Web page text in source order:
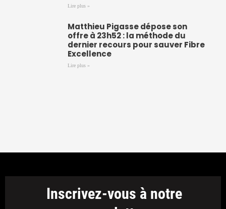
Lire plus »
Matthieu Pigasse dépose son
offre à 23h52 : la méthode du
dernier recours pour sauver Fibre
Excellence
Lire plus »